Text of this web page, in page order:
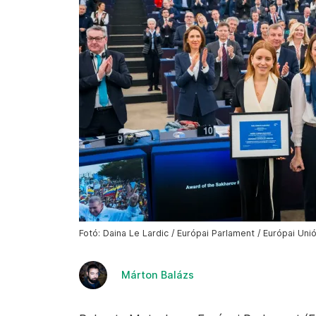
Fotó: Daina Le Lardic / Európai Parlament / Európai Unió
Márton Balázs